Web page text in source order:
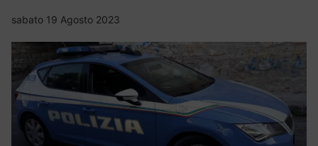
sabato 19 Agosto 2023